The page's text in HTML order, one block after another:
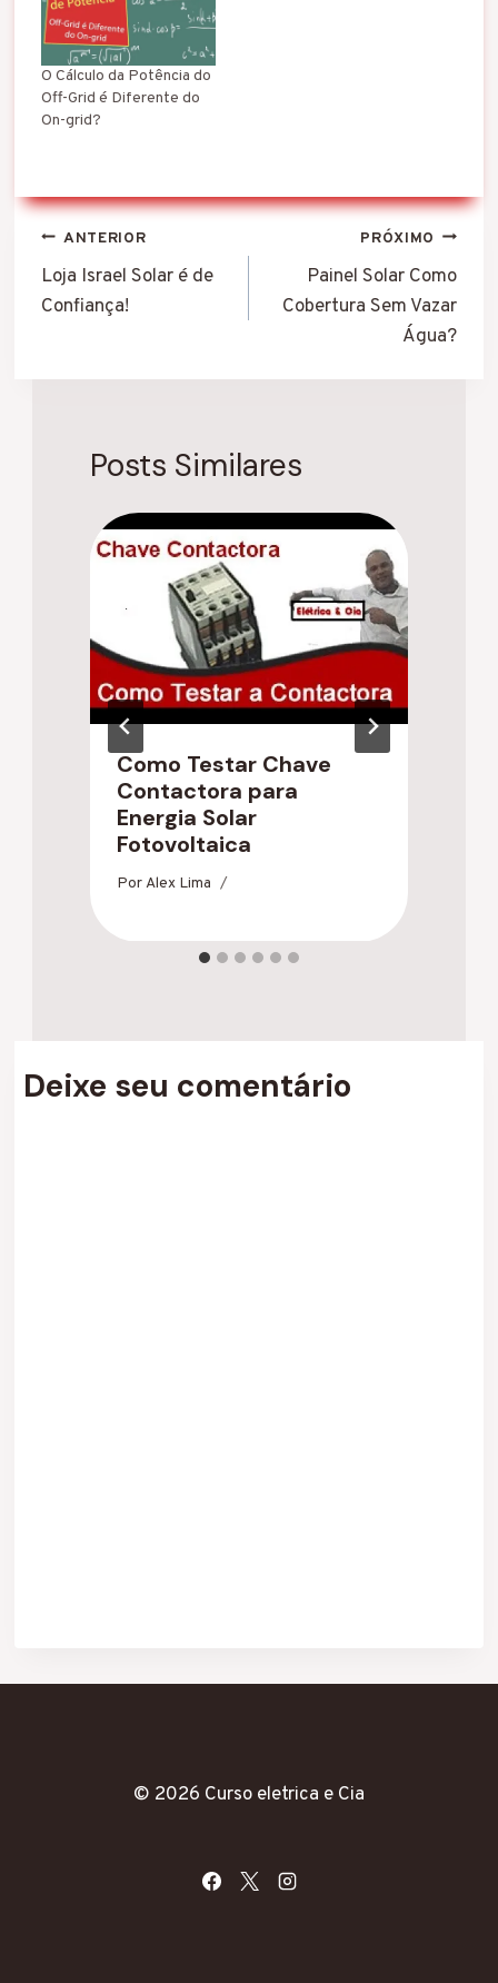
O Cálculo da Potência do
Off-Grid é Diferente do
On-grid?
Navegação
de
Post
ANTERIOR
Loja Israel Solar é de
Confiança!
PRÓXIMO
Painel Solar Como
Cobertura Sem Vazar
Água?
Posts Similares
Como Testar Chave
Contactora para
Energia Solar
Fotovoltaica
Por Alex Lima
Deixe seu comentário
© 2026 Curso eletrica e Cia